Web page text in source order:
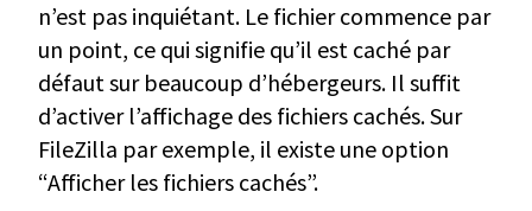
n’est pas inquiétant. Le fichier commence par
un point, ce qui signifie qu’il est caché par
défaut sur beaucoup d’hébergeurs. Il suffit
d’activer l’affichage des fichiers cachés. Sur
FileZilla par exemple, il existe une option
“Afficher les fichiers cachés”.